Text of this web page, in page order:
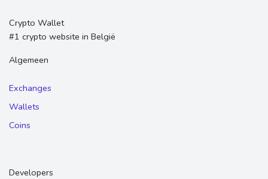
Crypto Wallet
#1 crypto website in België
Algemeen
Exchanges
Wallets
Coins
Developers